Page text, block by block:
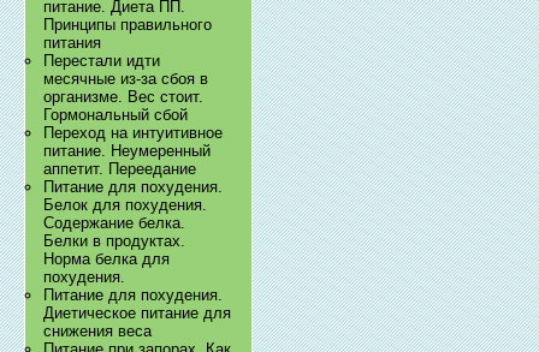
питание. Диета ПП.
Принципы правильного
питания
Перестали идти
месячные из-за сбоя в
организме. Вес стоит.
Гормональный сбой
Переход на интуитивное
питание. Неумеренный
аппетит. Переедание
Питание для похудения.
Белок для похудения.
Содержание белка.
Белки в продуктах.
Норма белка для
похудения.
Питание для похудения.
Диетическое питание для
снижения веса